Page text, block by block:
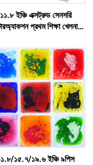
১১.৮ ইঞ্চি এক্সট্রুড সেনসরি
প্রথম শিক্ষা খেলনা
টাইলস শিশুদের জন্য স্কুয়িজ
খেলনা
১৫.৭/১৯.৬ ইঞ্চি ৯পিস